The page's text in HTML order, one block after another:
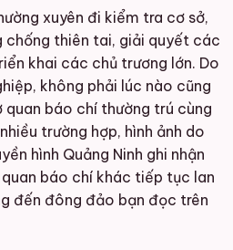
xuyên đi kiểm tra cơ sở,
thiên tai, giải quyết các
khai các chủ trương lớn. Do
không phải lúc nào cũng
báo chí thường trú cùng
trường hợp, hình ảnh do
hình Quảng Ninh ghi nhận
báo chí khác tiếp tục lan
đến đông đảo bạn đọc trên